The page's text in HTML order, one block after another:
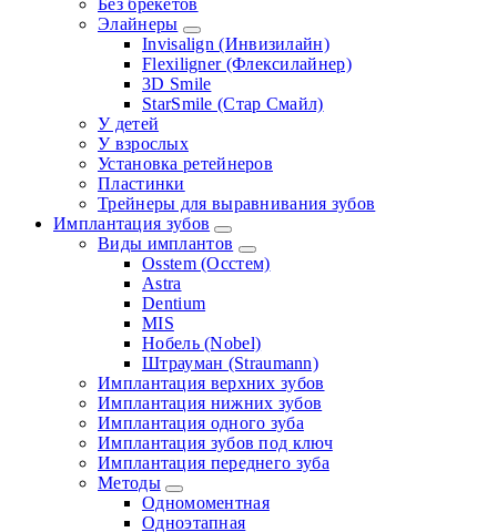
Без брекетов
Элайнеры
Invisalign (Инвизилайн)
Flexiligner (Флексилайнер)
3D Smile
StarSmile (Стар Смайл)
У детей
У взрослых
Установка ретейнеров
Пластинки
Трейнеры для выравнивания зубов
Имплантация зубов
Виды имплантов
Osstem (Осстем)
Astra
Dentium
MIS
Нобель (Nobel)
Штрауман (Straumann)
Имплантация верхних зубов
Имплантация нижних зубов
Имплантация одного зуба
Имплантация зубов под ключ
Имплантация переднего зуба
Методы
Одномоментная
Одноэтапная